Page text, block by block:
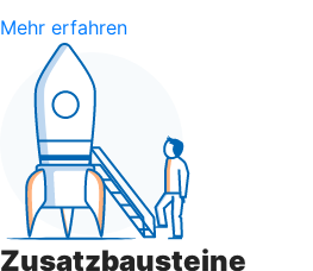
Mehr erfahren
Zusatzbausteine